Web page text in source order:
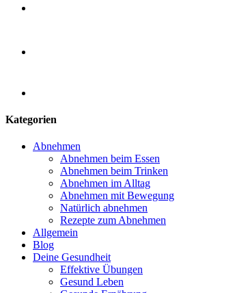
Kategorien
Abnehmen
Abnehmen beim Essen
Abnehmen beim Trinken
Abnehmen im Alltag
Abnehmen mit Bewegung
Natürlich abnehmen
Rezepte zum Abnehmen
Allgemein
Blog
Deine Gesundheit
Effektive Übungen
Gesund Leben